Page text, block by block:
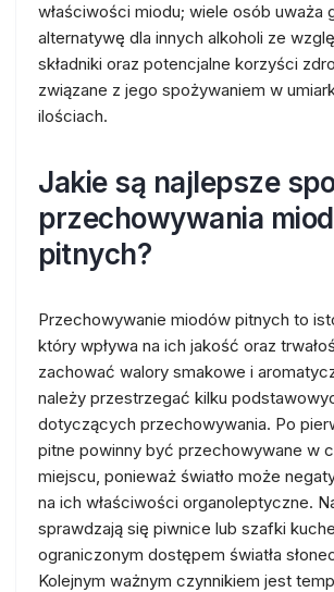
właściwości miodu; wiele osób uważa
alternatywę dla innych alkoholi ze
składniki oraz potencjalne korzyści
związane z jego spożywaniem w
ilościach.
Jakie są najlepsze
przechowywania
pitnych?
Przechowywanie miodów pitnych to
który wpływa na ich jakość oraz
zachować walory smakowe i
należy przestrzegać kilku
dotyczących przechowywania. Po
pitne powinny być przechowywane w
miejscu, ponieważ światło może
na ich właściwości organoleptyczne.
sprawdzają się piwnice lub szafki
ograniczonym dostępem światła
Kolejnym ważnym czynnikiem jest